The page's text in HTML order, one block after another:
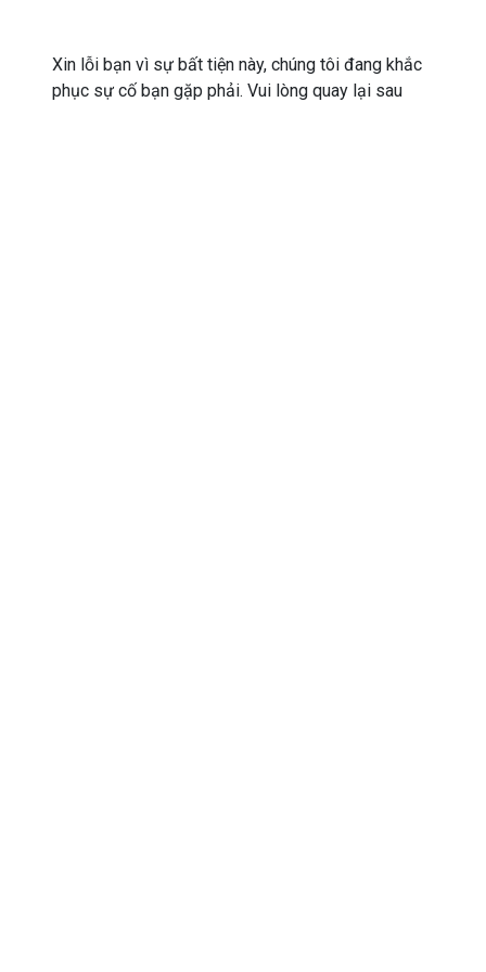
Xin lỗi bạn vì sự bất tiện này, chúng tôi đang khắc
phục sự cố bạn gặp phải. Vui lòng quay lại sau